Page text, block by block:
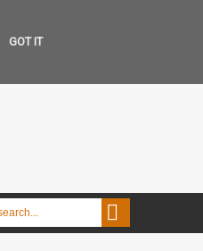
GOT IT